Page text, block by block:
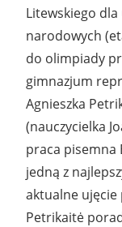
Litewskiego dla
narodowych
do olimpiady
gimnazjum
Agnieszka
(nauczycielka
praca pisemna
jedną z
aktualne ujęcie
Petrikaitė